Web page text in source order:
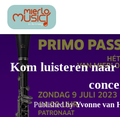
Kom luisteren naar
Published byYvonne van